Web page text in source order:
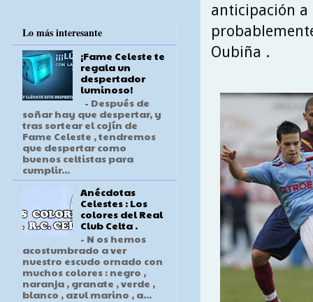
anticipación a
Oubiña .
Lo más interesante
¡Fame Celeste te
regala un
despertador
luminoso!
- Después de
soñar hay que despertar, y
tras sortear el cojín de
Fame Celeste , tendremos
que despertar como
buenos celtistas para
cumplir...
Anécdotas
Celestes : Los
colores del Real
Club Celta .
- N os hemos
acostumbrado a ver
nuestro escudo ornado con
muchos colores : negro ,
naranja , granate , verde ,
blanco , azul marino , a...